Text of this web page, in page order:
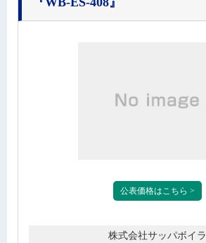
公表価格はこちら >
株式会社サッパボイラ